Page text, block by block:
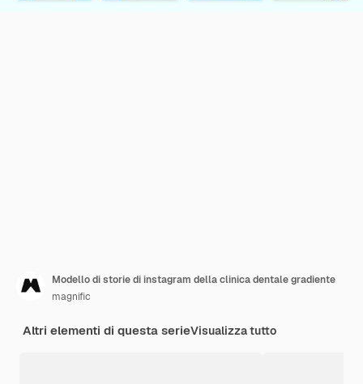
Modello di storie di instagram della clinica dentale gradiente
magnific
Altri elementi di questa serieVisualizza tutto